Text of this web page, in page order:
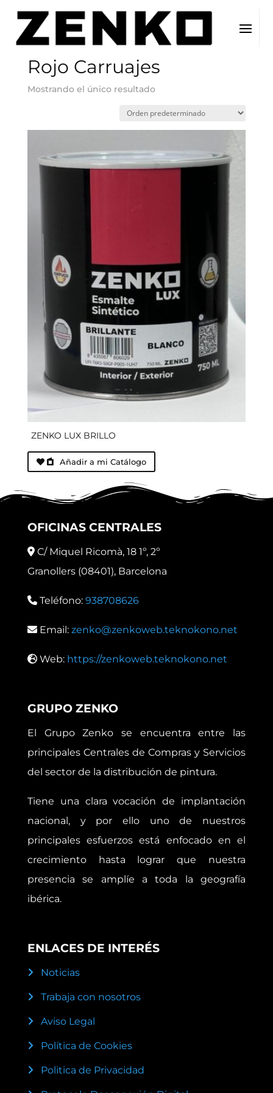
Inicio / Color del producto / Rojo Carruajes
Rojo Carruajes
Mostrando el único resultado
ZENKO LUX BRILLO
Añadir a mi Catálogo
OFICINAS CENTRALES
C/ Miquel Ricomà, 18 1º, 2º
Granollers (08401), Barcelona
Teléfono: 938708626
Email: zenko@zenkoweb.teknokono.net
Web: https://zenkoweb.teknokono.net
GRUPO ZENKO
El Grupo Zenko se encuentra entre las
principales Centrales de Compras y Servicios
del sector de la distribución de pintura.
Tiene una clara vocación de implantación
nacional, y por ello uno de nuestros
principales esfuerzos está enfocado en el
crecimiento hasta lograr que nuestra
presencia se amplíe a toda la geografía
ibérica.
ENLACES DE INTERÉS
Noticias
Trabaja con nosotros
Aviso Legal
Política de Cookies
Politica de Privacidad